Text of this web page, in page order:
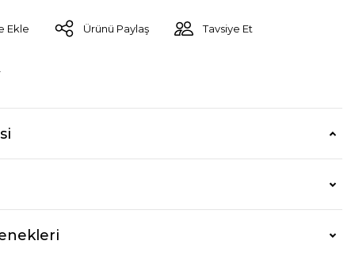
Ürünü Paylaş Tavsiye Et